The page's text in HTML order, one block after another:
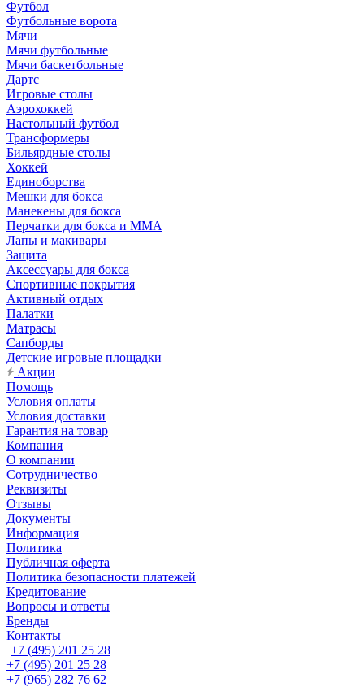
Футбол
Футбольные ворота
Мячи
Мячи футбольные
Мячи баскетбольные
Дартс
Игровые столы
Аэрохоккей
Настольный футбол
Трансформеры
Бильярдные столы
Хоккей
Единоборства
Мешки для бокса
Манекены для бокса
Перчатки для бокса и MMA
Лапы и макивары
Защита
Аксессуары для бокса
Спортивные покрытия
Активный отдых
Палатки
Матрасы
Сапборды
Детские игровые площадки
Акции
Помощь
Условия оплаты
Условия доставки
Гарантия на товар
Компания
О компании
Сотрудничество
Реквизиты
Отзывы
Документы
Информация
Политика
Публичная оферта
Политика безопасности платежей
Кредитование
Вопросы и ответы
Бренды
Контакты
+7 (495) 201 25 28
+7 (495) 201 25 28
+7 (965) 282 76 62